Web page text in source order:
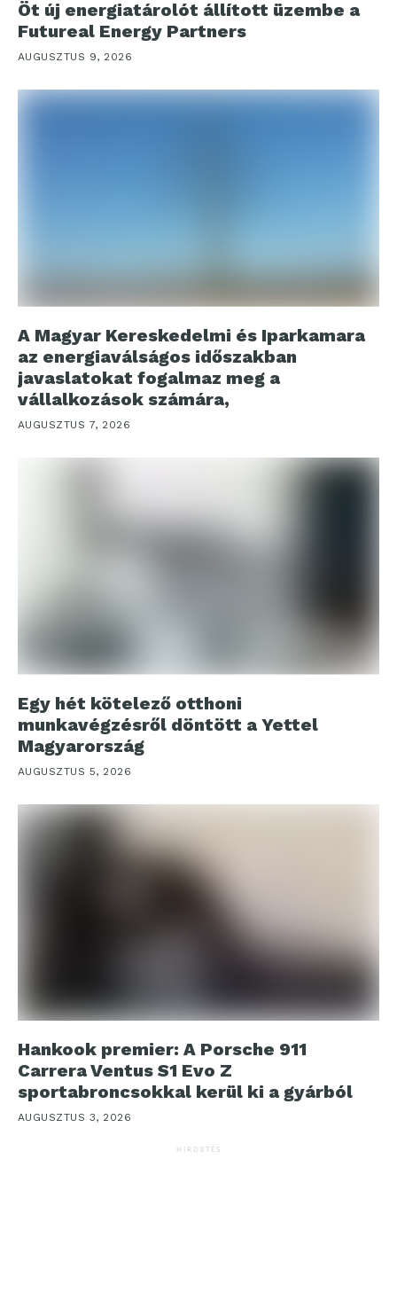
Öt új energiatárolót állított üzembe a
Futureal Energy Partners
AUGUSZTUS 9, 2026
A Magyar Kereskedelmi és Iparkamara
az energiaválságos időszakban
javaslatokat fogalmaz meg a
vállalkozások számára,
AUGUSZTUS 7, 2026
Egy hét kötelező otthoni
munkavégzésről döntött a Yettel
Magyarország
AUGUSZTUS 5, 2026
Hankook premier: A Porsche 911
Carrera Ventus S1 Evo Z
sportabroncsokkal kerül ki a gyárból
AUGUSZTUS 3, 2026
HIRDETÉS